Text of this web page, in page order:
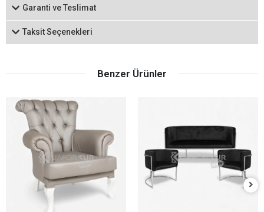
Garanti ve Teslimat
Taksit Seçenekleri
Benzer Ürünler